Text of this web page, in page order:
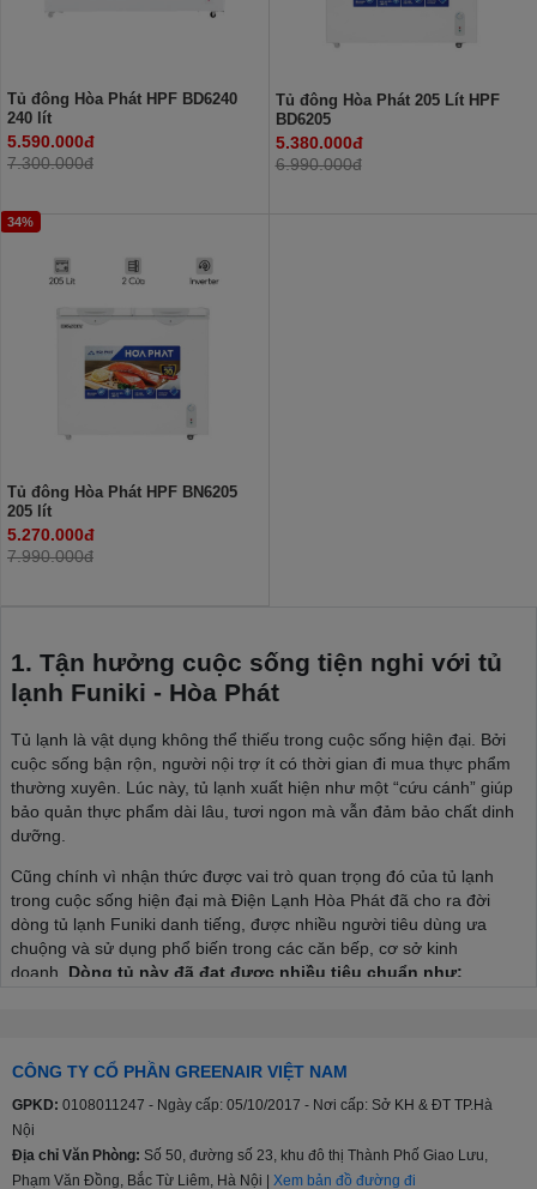
Tủ đông Hòa Phát HPF BD6240
240 lít
5.590.000đ
7.300.000đ
Tủ đông Hòa Phát 205 Lít HPF
BD6205
5.380.000đ
6.990.000đ
34%
Tủ đông Hòa Phát HPF BN6205
205 lít
5.270.000đ
7.990.000đ
1. Tận hưởng cuộc sống tiện nghi với tủ
lạnh Funiki - Hòa Phát
Tủ lạnh là vật dụng không thể thiếu trong cuộc sống hiện đại. Bởi
cuộc sống bận rộn, người nội trợ ít có thời gian đi mua thực phẩm
thường xuyên. Lúc này, tủ lạnh xuất hiện như một “cứu cánh” giúp
bảo quản thực phẩm dài lâu, tươi ngon mà vẫn đảm bảo chất dinh
dưỡng.
Cũng chính vì nhận thức được vai trò quan trọng đó của tủ lạnh
trong cuộc sống hiện đại mà Điện Lạnh Hòa Phát đã cho ra đời
dòng tủ lạnh Funiki danh tiếng, được nhiều người tiêu dùng ưa
chuộng và sử dụng phổ biến trong các căn bếp, cơ sở kinh
doanh. Dòng tủ này đã đạt được nhiều tiêu chuẩn như:
Tiêu chuẩn cụ thể về mức độ an toàn đối với tủ lạnh, tủ đông
lạnh thực phẩm và tủ đá TCVN 5699-2-24:1998.
Tiêu chuẩn năng lượng Việt Nam TCVN 7828:2016; TCVN
Quy chuẩn kỹ thuật quốc gia về tương thích điện từ đối với
thiết bị điện và điện tử gia dụng và các mục đích tương tự
CÔNG TY CỔ PHẦN GREENAIR VIỆT NAM
GPKD: 0108011247 - Ngày cấp: 05/10/2017 - Nơi cấp: Sở KH & ĐT TP.Hà
Nội
Địa chỉ Văn Phòng: Số 50, đường số 23, khu đô thị Thành Phố Giao Lưu,
Phạm Văn Đồng, Bắc Từ Liêm, Hà Nội | Xem bản đồ đường đi